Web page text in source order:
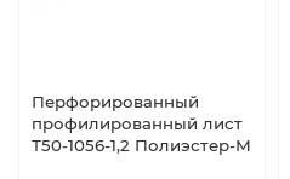
Перфорированный
профилированный лист
Т50-1056-1,2 Полиэстер-М